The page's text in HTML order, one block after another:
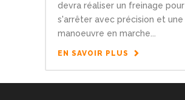
devra réaliser un freinage pour
s'arrêter avec précision et une
manoeuvre en marche...
EN SAVOIR PLUS